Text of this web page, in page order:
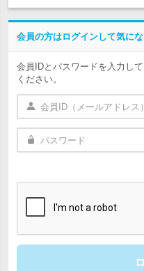
会員の方はログインして気に
会員IDとパスワードを入力し
ください。